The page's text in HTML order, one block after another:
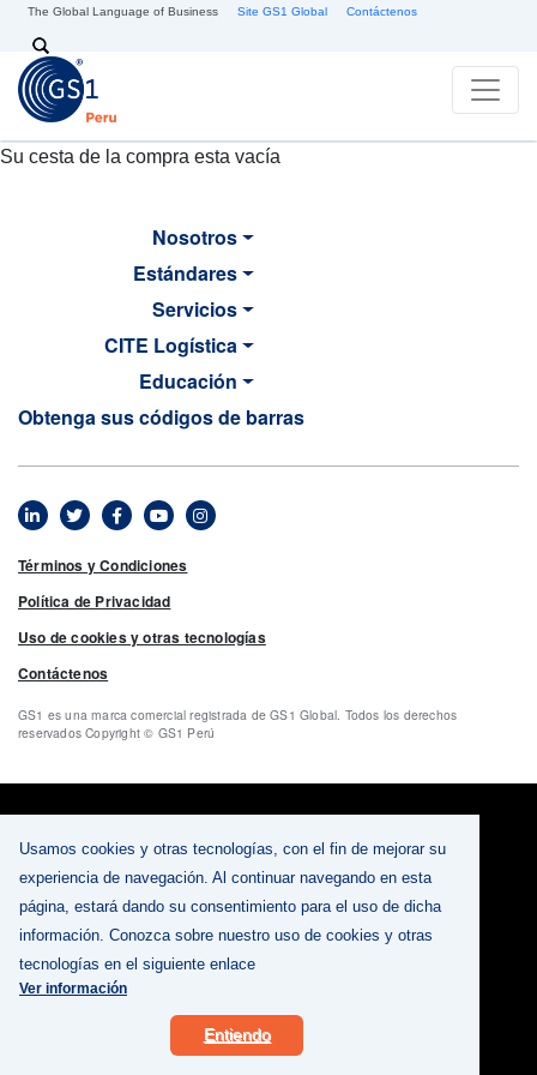
Pasar al contenido principal
The Global Language of Business Site GS1 Global Contáctenos
Search
Su cesta de la compra esta vacía
MAIN NAVIGATION
Nosotros
Estándares
Servicios
CITE Logística
Educación
Obtenga sus códigos de barras
Footer menu
Términos y Condiciones
Política de Privacidad
Uso de cookies y otras tecnologías
Contáctenos
GS1 es una marca comercial registrada de GS1 Global. Todos los derechos
reservados Copyright © GS1 Perú
Usamos cookies y otras tecnologías, con el fin de mejorar su
experiencia de navegación. Al continuar navegando en esta
página, estará dando su consentimiento para el uso de dicha
información. Conozca sobre nuestro uso de cookies y otras
tecnologías en el siguiente enlace
Ver información
Entiendo